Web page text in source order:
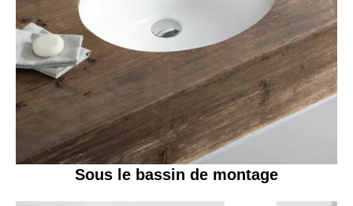
Sous le bassin de montage